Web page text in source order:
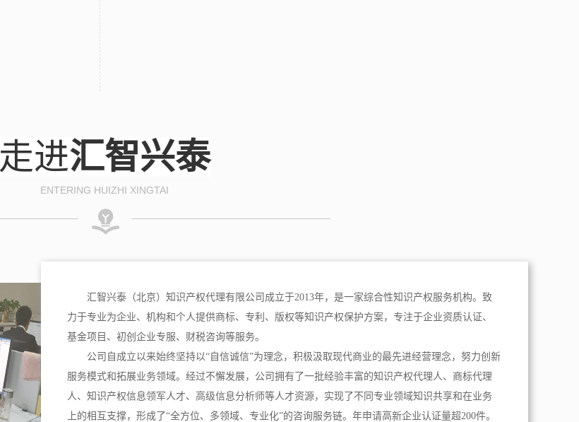
走进汇智兴泰
ENTERING HUIZHI XINGTAI
汇智兴泰（北京）知识产权代理有限公司成立于2013年，是一家综合性知识产权服务机构。致
力于专业为企业、机构和个人提供商标、专利、版权等知识产权保护方案，专注于企业资质认证、
基金项目、初创企业专服、财税咨询等服务。
公司自成立以来始终坚持以“自信诚信”为理念，积极汲取现代商业的最先进经营理念，努力创新
服务模式和拓展业务领域。经过不懈发展，公司拥有了一批经验丰富的知识产权代理人、商标代理
人、知识产权信息领军人才、高级信息分析师等人才资源，实现了不同专业领域知识共享和在业务
上的相互支撑，形成了“全方位、多领域、专业化”的咨询服务链。年申请高新企业认证量超200件。